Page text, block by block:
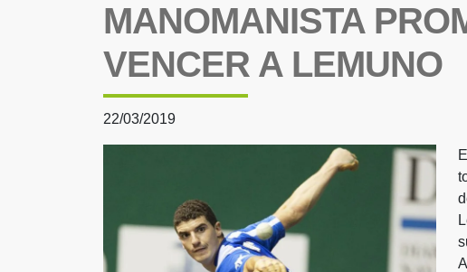
MANOMANISTA
VENCER A LEMUNO
22/03/2019